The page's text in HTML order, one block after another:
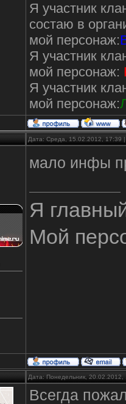
Я участник
состаю в
мой персонаж:
Я участник
мой персонаж:
Я участник
мой персонаж:
Дата: Среда, 15.02.2012,
мало инфы
Я
Мой
Дата: Понедельник,
Всегда